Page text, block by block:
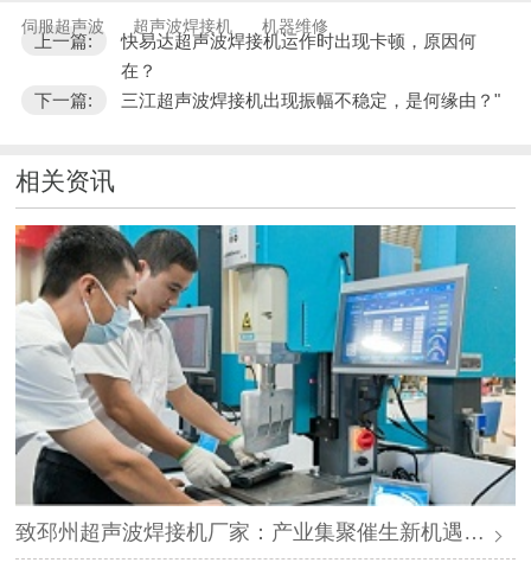
伺服超声波 超声波焊接机 机器维修
上一篇:
快易达超声波焊接机运作时出现卡顿，原因何
在？
下一篇:
三江超声波焊接机出现振幅不稳定，是何缘由？"
相关资讯
致邳州超声波焊接机厂家：产业集聚催生新机遇，声峰源头工厂邀您抱团发展